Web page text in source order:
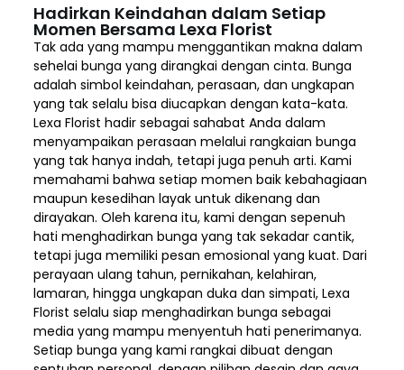
Hadirkan Keindahan dalam Setiap
Momen Bersama Lexa Florist
Tak ada yang mampu menggantikan makna dalam
sehelai bunga yang dirangkai dengan cinta. Bunga
adalah simbol keindahan, perasaan, dan ungkapan
yang tak selalu bisa diucapkan dengan kata-kata.
Lexa Florist hadir sebagai sahabat Anda dalam
menyampaikan perasaan melalui rangkaian bunga
yang tak hanya indah, tetapi juga penuh arti. Kami
memahami bahwa setiap momen baik kebahagiaan
maupun kesedihan layak untuk dikenang dan
dirayakan. Oleh karena itu, kami dengan sepenuh
hati menghadirkan bunga yang tak sekadar cantik,
tetapi juga memiliki pesan emosional yang kuat. Dari
perayaan ulang tahun, pernikahan, kelahiran,
lamaran, hingga ungkapan duka dan simpati, Lexa
Florist selalu siap menghadirkan bunga sebagai
media yang mampu menyentuh hati penerimanya.
Setiap bunga yang kami rangkai dibuat dengan